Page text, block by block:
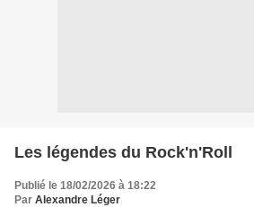
Les légendes du Rock'n'Roll
Publié le 18/02/2026 à 18:22
Par Alexandre Léger